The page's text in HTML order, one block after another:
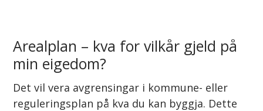
Arealplan – kva for vilkår gjeld på
min eigedom?
Det vil vera avgrensingar i kommune- eller
reguleringsplan på kva du kan byggja. Dette